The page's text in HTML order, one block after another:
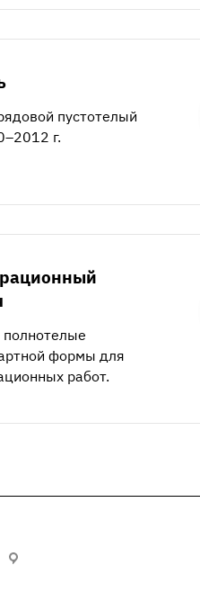
пустотелый
г.
формы для
работ.